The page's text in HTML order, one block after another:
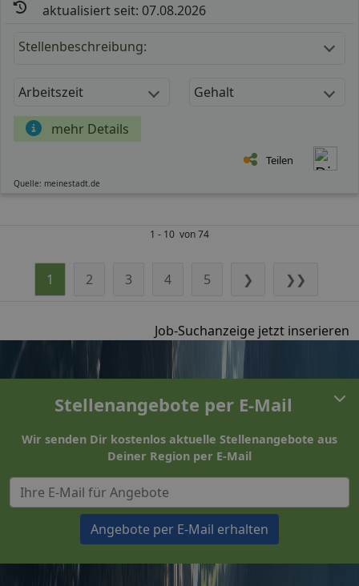
aktualisiert seit: 07.08.2026
Stellenbeschreibung:
Arbeitszeit Gehalt
mehr Details
Teilen
Quelle: meinestadt.de
1 - 10 von 74
1 2 3 4 5 ❯ ❯❯
Job-Suchanzeige jetzt inserieren
Stellenangebote per E-Mail
Wir senden Dir kostenlos aktuelle Stellenangebote aus
Deiner Region per E-Mail
Angebote per E-Mail erhalten